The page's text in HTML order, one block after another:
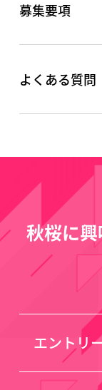
募集要項
よくある質問
秋桜に
エントリ